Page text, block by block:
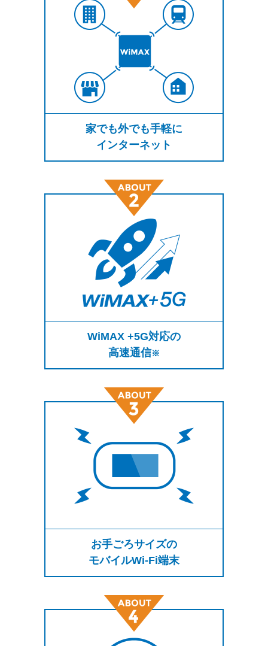
家でも外でも手軽に
インターネット
WiMAX +5G対応の
高速通信※
お手ごろサイズの
モバイルWi-Fi端末